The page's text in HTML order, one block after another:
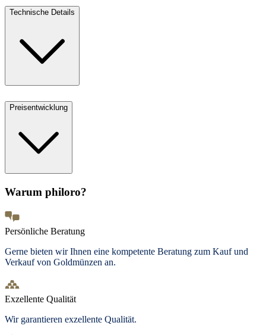
Technische Details
Preisentwicklung
Warum philoro?
Persönliche Beratung
Gerne bieten wir Ihnen eine kompetente Beratung zum Kauf und
Verkauf von Goldmünzen an.
Exzellente Qualität
Wir garantieren exzellente Qualität.